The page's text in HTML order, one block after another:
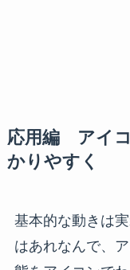
応用編 アイコ
かりやすく
基本的な動きは
はあれなんで、